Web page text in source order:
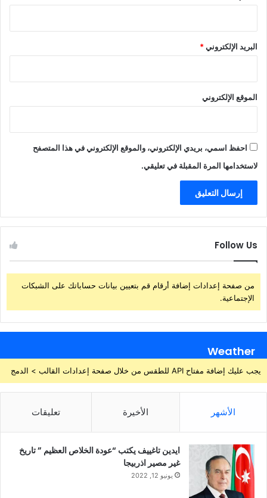
البريد الإلكتروني*
الموقع الإلكتروني
احفظ اسمي، بريدي الإلكتروني، والموقع الإلكتروني في هذا المتصفح
لاستخدامها المرة المقبلة في تعليقي.
Follow Us
من صفحة إعدادات إضافة أرقام قم بتعيين بيانات حساباتك على الشبكات
الإجتماعية.
Weather
يجب عليك إضافة مفتاح API للطقس من خلال صفحة إعدادات القالب > الدمج
الأشهر الأخيرة تعليقات
ايدين تاغييف يكتب “عودة الخلاص العظيم ” تاريخ
غير مصير اذربيجا
يونيو 12, 2022